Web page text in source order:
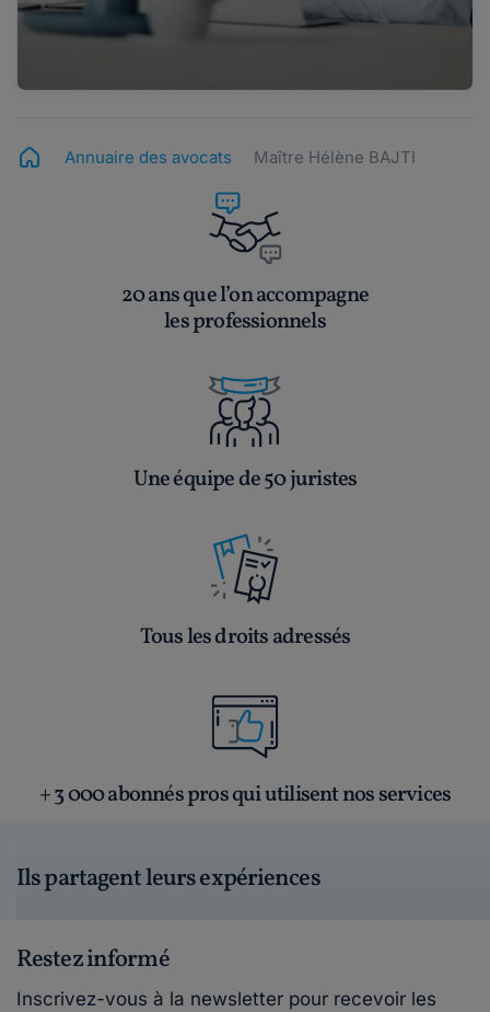
Annuaire des avocats Maître Hélène BAJTI
20 ans que l’on accompagne
les professionnels
Une équipe de 50 juristes
Tous les droits adressés
+ 3 000 abonnés pros qui utilisent nos services
Ils partagent leurs expériences
Restez informé
Inscrivez-vous à la newsletter pour recevoir les